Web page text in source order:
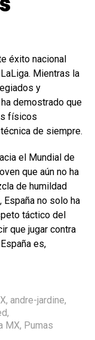
éxito nacional
Mientras la
y
demostrado que
físicos
de siempre.
el Mundial de
que aún no ha
de humildad
no solo ha
táctico del
que jugar contra
es,
, andre-jardine,
,
MX, Pumas